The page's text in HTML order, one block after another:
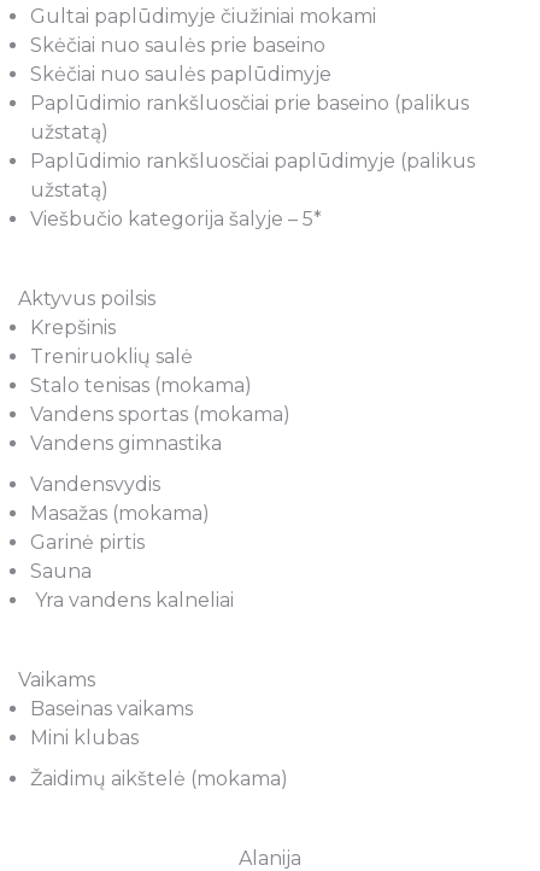
Gultai paplūdimyje čiužiniai mokami
Skėčiai nuo saulės prie baseino
Skėčiai nuo saulės paplūdimyje
Paplūdimio rankšluosčiai prie baseino (palikus
užstatą)
Paplūdimio rankšluosčiai paplūdimyje (palikus
užstatą)
Viešbučio kategorija šalyje – 5*
Aktyvus poilsis
Krepšinis
Treniruoklių salė
Stalo tenisas (mokama)
Vandens sportas (mokama)
Vandens gimnastika
Vandensvydis
Masažas (mokama)
Garinė pirtis
Sauna
Yra vandens kalneliai
Vaikams
Baseinas vaikams
Mini klubas
Žaidimų aikštelė (mokama)
Alanija